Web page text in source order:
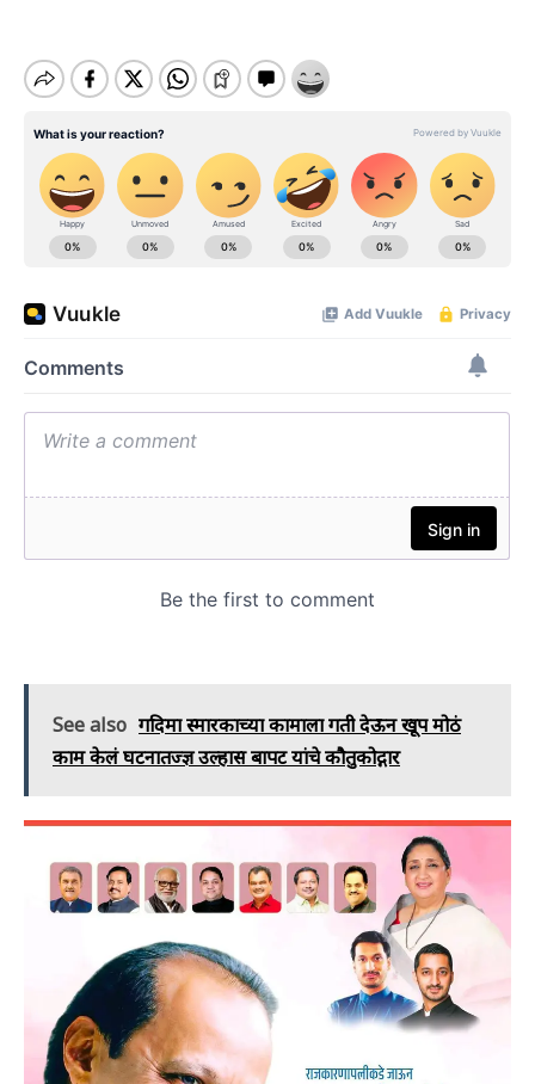
See also गदिमा स्मारकाच्या कामाला गती देऊन खूप मोठं
काम केलं घटनातज्ज्ञ उल्हास बापट यांचे कौतुकोद्गार